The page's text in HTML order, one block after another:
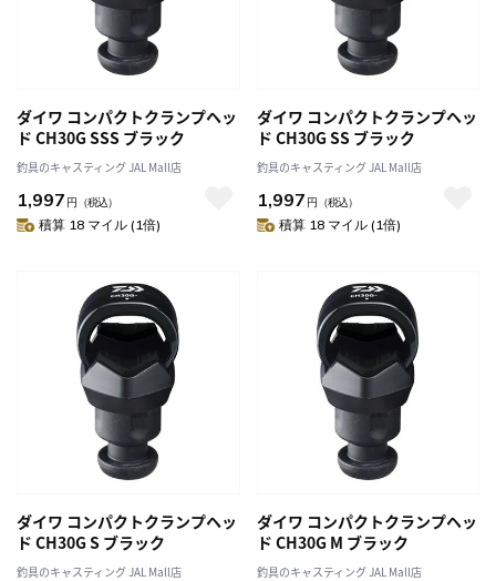
ダイワ コンパクトクランプヘッ
ド CH30G SSS ブラック
釣具のキャスティング JAL Mall店
1,997 円 （税込）
積算 18 マイル (1倍)
ダイワ コンパクトクランプヘッ
ド CH30G SS ブラック
釣具のキャスティング JAL Mall店
1,997 円 （税込）
積算 18 マイル (1倍)
ダイワ コンパクトクランプヘッ
ド CH30G S ブラック
釣具のキャスティング JAL Mall店
ダイワ コンパクトクランプヘッ
ド CH30G M ブラック
釣具のキャスティング JAL Mall店